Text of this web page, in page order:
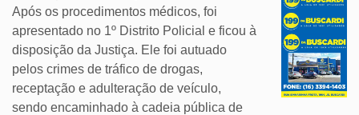
Após os procedimentos médicos, foi
apresentado no 1º Distrito Policial e ficou à
disposição da Justiça. Ele foi autuado
pelos crimes de tráfico de drogas,
receptação e adulteração de veículo,
sendo encaminhado à cadeia pública de